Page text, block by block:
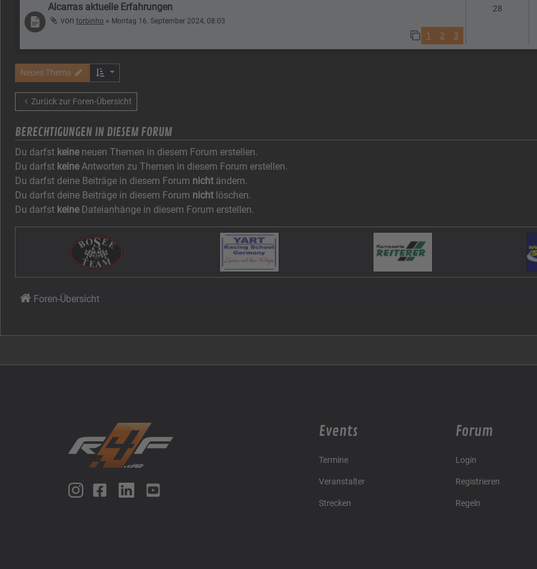
Alcarras aktuelle Erfahrungen
vontorbinho » Montag 16. September 2024, 08:03
1 2 3
28
Neues Thema
Zurück zur Foren-Übersicht
BERECHTIGUNGEN IN DIESEM FORUM
Du darfst keineneuen Themen in diesem Forum erstellen.
Du darfst keineAntworten zu Themen in diesem Forum erstellen.
Du darfst deine Beiträge in diesem Forum nicht ändern.
Du darfst deine Beiträge in diesem Forum nicht löschen.
Du darfst keineDateianhänge in diesem Forum erstellen.
Foren-Übersicht
Events
Termine
Veranstalter
Strecken
Forum
Login
Registrieren
Regeln